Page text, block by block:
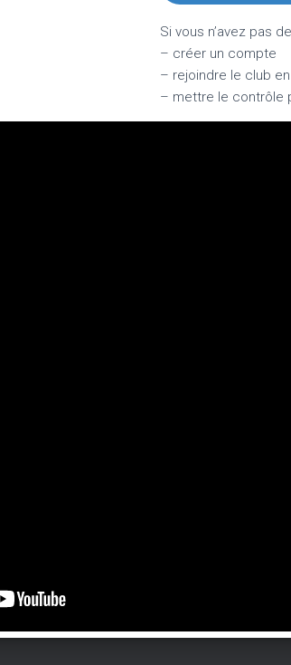
Si vous n’avez pas
– créer un compte
– rejoindre le club
– mettre le contrôle